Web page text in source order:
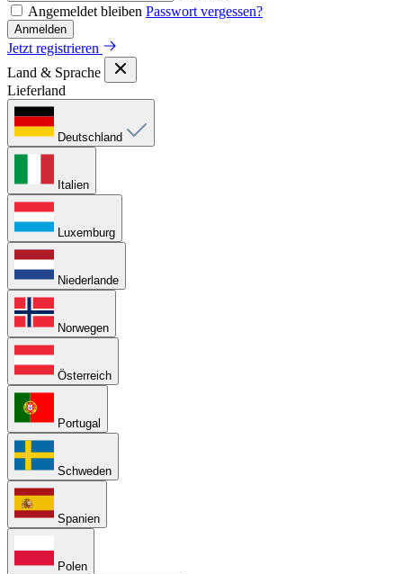
Angemeldet bleiben Passwort vergessen?
Anmelden
Jetzt registrieren
Land & Sprache
Lieferland
Deutschland
Italien
Luxemburg
Niederlande
Norwegen
Österreich
Portugal
Schweden
Spanien
Polen